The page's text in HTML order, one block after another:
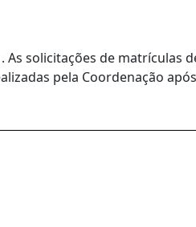
1. As solicitações de matrículas
pela Coordenação